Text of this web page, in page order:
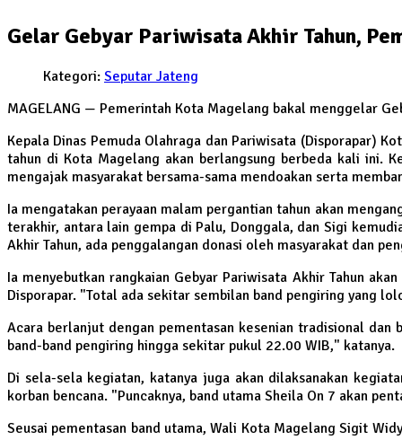
Gelar Gebyar Pariwisata Akhir Tahun,
Kategori: Seputar Jateng
MAGELANG — Pemerintah Kota Magelang bakal menggelar
Kepala Dinas Pemuda Olahraga dan Pariwisata (Disporapar)
tahun di Kota Magelang akan berlangsung berbeda kali ini.
mengajak masyarakat bersama-sama mendoakan serta
Ia mengatakan perayaan malam pergantian tahun akan
terakhir, antara lain gempa di Palu, Donggala, dan Sigi
Akhir Tahun, ada penggalangan donasi oleh masyarakat dan
Ia menyebutkan rangkaian Gebyar Pariwisata Akhir Tahun
Disporapar. "Total ada sekitar sembilan band pengiring yang
Acara berlanjut dengan pementasan kesenian tradisional
band-band pengiring hingga sekitar pukul 22.00 WIB," katanya.
Di sela-sela kegiatan, katanya juga akan dilaksanakan
korban bencana. "Puncaknya, band utama Sheila On 7 akan
Seusai pementasan band utama, Wali Kota Magelang Sigit